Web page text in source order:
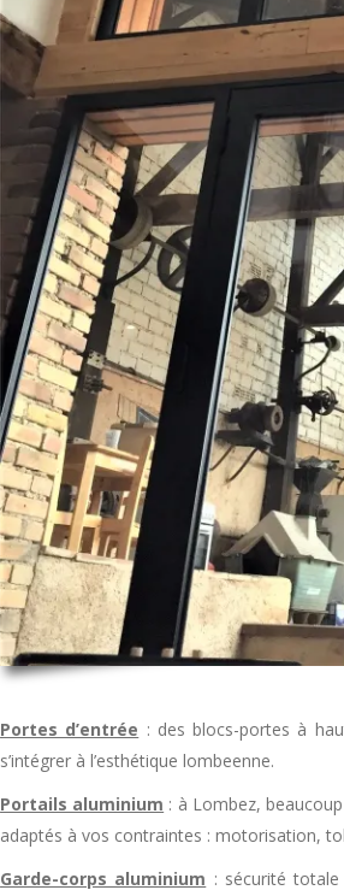
Portes d’entrée : des blocs-portes à
s’intégrer à l’esthétique lombeenne.
Portails aluminium : à Lombez,
adaptés à vos contraintes : motorisation,
Garde-corps aluminium : sécurité